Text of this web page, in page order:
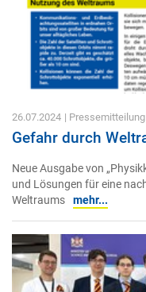
26.07.2024 | Pressemitteilung
Gefahr durch
Neue Ausgabe von
und Lösungen für eine
Weltraums mehr...